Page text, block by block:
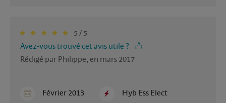
5 / 5
Avez-vous trouvé cet avis utile ?
Rédigé par Philippe, en mars 2017
Février 2013 Hyb Ess Elect